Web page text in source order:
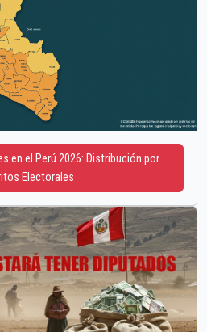
en el Perú 2026: Distribución por
Electorales